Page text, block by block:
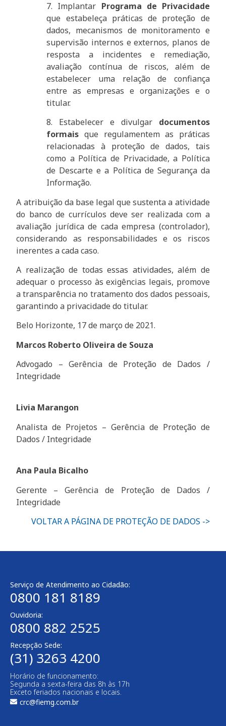
7. Implantar Programa de Privacidade
que estabeleça práticas de proteção de
dados, mecanismos de monitoramento e
supervisão internos e externos, planos de
resposta a incidentes e remediação,
avaliação contínua de riscos, além de
estabelecer uma relação de confiança
entre as empresas e organizações e o
titular.
8. Estabelecer e divulgar documentos
formais que regulamentem as práticas
relacionadas à proteção de dados, tais
como a Política de Privacidade, a Política
de Descarte e a Política de Segurança da
Informação.
A atribuição da base legal que sustenta a atividade
do banco de currículos deve ser realizada com a
avaliação jurídica de cada empresa (controlador),
considerando as responsabilidades e os riscos
inerentes a cada caso.
A realização de todas essas atividades, além de
adequar o processo às exigências legais, promove
a transparência no tratamento dos dados pessoais,
garantindo a privacidade do titular.
Belo Horizonte, 17 de março de 2021.
Marcos Roberto Oliveira de Souza
Advogado – Gerência de Proteção de Dados /
Integridade
Livia Marangon
Analista de Projetos – Gerência de Proteção de
Dados / Integridade
Ana Paula Bicalho
Gerente – Gerência de Proteção de Dados /
Integridade
VOLTAR A PÁGINA DE PROTEÇÃO DE DADOS ->
Serviço de Atendimento ao Cidadão:
0800 181 8189
Ouvidoria:
0800 882 2525​
Recepção Sede:
(31) 3263 4200
Horário de funcionamento:
Segunda a sexta-feira das 8h às 17h
Exceto feriados nacionais e locais.
crc@fiemg.com.br